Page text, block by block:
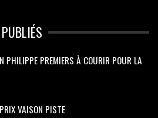
PHILIPPE PREMIERS À COURIR POUR LA
VAISON PISTE